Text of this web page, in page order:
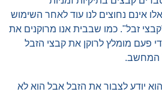
אינם נחוצים לנו עוד לאחר השימוש
זבל". כמו שבבית אנו מרוקנים את
פעם מומלץ לרוקן את קבצי הזבל
המחשב.
יודע לצבור את הזבל אבל הוא לא